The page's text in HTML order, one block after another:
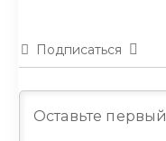
Подписаться